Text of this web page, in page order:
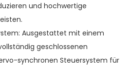
und hochwertige
Ausgestattet mit einem
geschlossenen
synchronen Steuersystem für